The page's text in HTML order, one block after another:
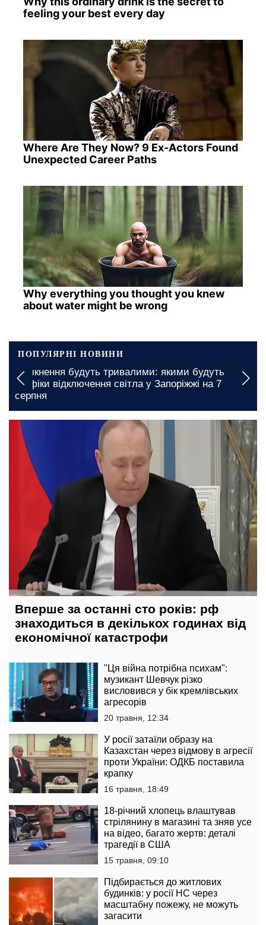
feeling your best every day
Where Are They Now? 9 Ex-Actors Found
Unexpected Career Paths
Why everything you thought you knew
about water might be wrong
ПОПУЛЯРНІ НОВИНИ
якими будуть
у Запоріжжі на 7
Пенсіонерів у
безкоштовно: яку
26 червня, 13:44
Вперше за останні сто років: рф
знаходиться в декількох годинах від
економічної катастрофи
"Ця війна потрібна психам":
музикант Шевчук різко
висловився у бік кремлівських
агресорів
20 травня, 12:34
У росії затаїли образу на
Казахстан через відмову в агресії
проти України: ОДКБ поставила
крапку
16 травня, 18:49
18-річний хлопець влаштував
стрілянину в магазині та зняв усе
на відео, багато жертв: деталі
трагедії в США
15 травня, 09:10
Підбирається до житлових
будинків: у росії НС через
масштабну пожежу, не можуть
загасити